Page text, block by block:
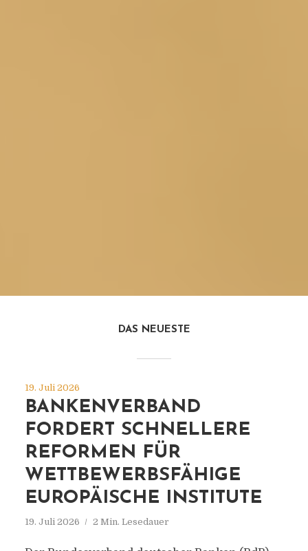
DAS NEUESTE
19. Juli 2026
BANKENVERBAND
FORDERT SCHNELLERE
REFORMEN FÜR
WETTBEWERBSFÄHIGE
EUROPÄISCHE INSTITUTE
19. Juli 2026 2 Min. Lesedauer